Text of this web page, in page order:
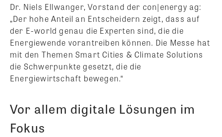
Dr. Niels Ellwanger, Vorstand der con|energy ag:
„Der hohe Anteil an Entscheidern zeigt, dass auf
der E-world genau die Experten sind, die die
Energiewende vorantreiben können. Die Messe hat
mit den Themen Smart Cities & Climate Solutions
die Schwerpunkte gesetzt, die die
Energiewirtschaft bewegen.“
Vor allem digitale Lösungen im
Fokus